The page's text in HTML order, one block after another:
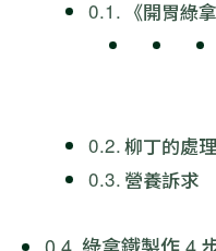
《開胃綠
柳丁的處
營養訴求